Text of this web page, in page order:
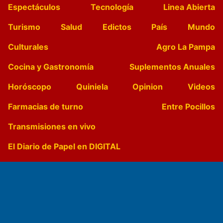
Espectáculos
Tecnología
Linea Abierta
Turismo
Salud Edictos País
Mundo
Culturales
Agro La Pampa
Cocina y Gastronomía
Suplementos Anuales
Horóscopo
Quiniela Opinion
Videos
Farmacias de turno
Entre Pocillos
Transmisiones en vivo
El Diario de Papel en DIGITAL